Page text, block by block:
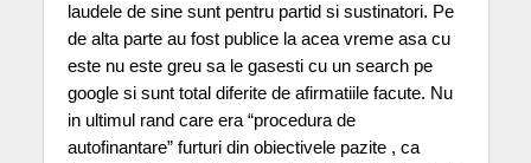
laudele de sine sunt pentru partid si sustinatori. Pe
de alta parte au fost publice la acea vreme asa cu
este nu este greu sa le gasesti cu un search pe
google si sunt total diferite de afirmatiile facute. Nu
in ultimul rand care era “procedura de
autofinantare” furturi din obiectivele pazite , ca